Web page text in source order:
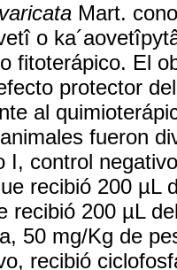
Mart.
o
fitoterápico. El
protector
al
fueron
I, control
recibió 200 µL
recibió 200 µL
50 mg/Kg de
recibió